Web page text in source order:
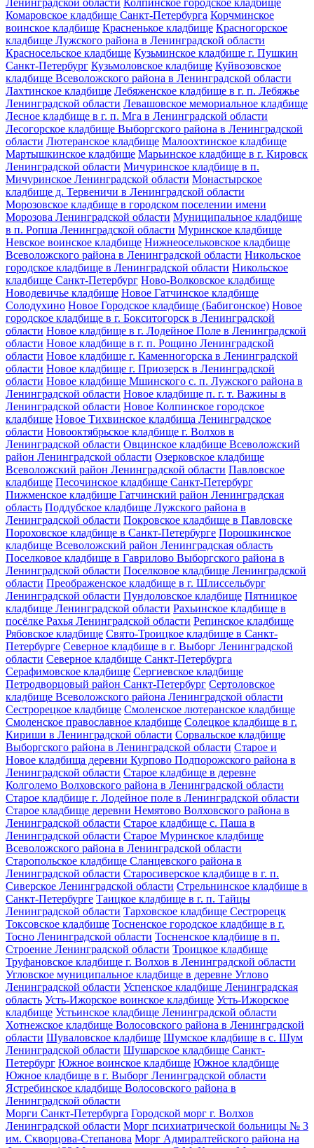
Ленинградской области Колпинское городское кладбище
Комаровское кладбище Санкт-Петербурга Корчминское
воинское кладбище Красненькое кладбище Красногорское
кладбище Лужского района в Ленинградской области
Красносельское кладбище Кузьминское кладбище г. Пушкин
Санкт-Петербург Кузьмоловское кладбище Куйвозовское
кладбище Всеволожского района в Ленинградской области
Лахтинское кладбище Лебяженское кладбище в г. п. Лебяжье
Ленинградской области Левашовское мемориальное кладбище
Лесное кладбище в г. п. Мга в Ленинградской области
Лесогорское кладбище Выборгского района в Ленинградской
области Лютеранское кладбище Малоохтинское кладбище
Мартышкинское кладбище Марьинское кладбище в г. Кировск
Ленинградской области Мичуринское кладбище в п.
Мичуринское Ленинградской области Монастырское
кладбище д. Тервеничи в Ленинградской области
Морозовское кладбище в городском поселении имени
Морозова Ленинградской области Муниципальное кладбище
в п. Ропша Ленинградской области Муринское кладбище
Невское воинское кладбище Нижнеосельковское кладбище
Всеволожского района в Ленинградской области Никольское
городское кладбище в Ленинградской области Никольское
кладбище Санкт-Петербург Ново-Волковское кладбище
Новодевичье кладбище Новое Гатчинское кладбище
Солодухино Новое Городское кладбище (Бабигонское) Новое
городское кладбище в г. Бокситогорск в Ленинградской
области Новое кладбище в г. Лодейное Поле в Ленинградской
области Новое кладбище в г. п. Рощино Ленинградской
области Новое кладбище г. Каменногорска в Ленинградской
области Новое кладбище г. Приозерск в Ленинградской
области Новое кладбище Мшинского с. п. Лужского района в
Ленинградской области Новое кладбище п. г. т. Важины в
Ленинградской области Новое Колпинское городское
кладбище Новое Тихвинское кладбища Ленинградское
области Новооктябрьское кладбище г. Волхов в
Ленинградской области Овцинское кладбище Всеволожский
район Ленинградской области Озерковское кладбище
Всеволожский район Ленинградской области Павловское
кладбище Песочинское кладбище Санкт-Петербург
Пижменское кладбище Гатчинский район Ленинградская
область Поддубское кладбище Лужского района в
Ленинградской области Покровское кладбище в Павловске
Пороховское кладбище в Санкт-Петербурге Порошкинское
кладбище Всеволожский район Ленинградская область
Поселковое кладбище в Гаврилово Выборгского района в
Ленинградской области Поселковое кладбище Ленинградской
области Преображенское кладбище в г. Шлиссельбург
Ленинградской области Пундоловское кладбище Пятницкое
кладбище Ленинградской области Рахьинское кладбище в
посёлке Рахья Ленинградской области Репинское кладбище
Рябовское кладбище Свято-Троицкое кладбище в Санкт-
Петербурге Северное кладбище в г. Выборг Ленинградской
области Северное кладбище Санкт-Петербурга
Серафимовское кладбище Сергиевское кладбище
Петродворцовый район Санкт-Петербург Сертоловское
кладбище Всеволожского района Ленинградской области
Сестрорецкое кладбище Смоленское лютеранское кладбище
Смоленское православное кладбище Солецкое кладбище в г.
Кириши в Ленинградской области Сорвальское кладбище
Выборгского района в Ленинградской области Старое и
Новое кладбища деревни Курпово Подпорожского района в
Ленинградской области Старое кладбище в деревне
Колголемо Волховского района в Ленинградской области
Старое кладбище г. Лодейное поле в Ленинградской области
Старое кладбище деревни Немятово Волховского района в
Ленинградской области Старое кладбище с. Паша в
Ленинградской области Старое Муринское кладбище
Всеволожского района в Ленинградской области
Старопольское кладбище Сланцевского района в
Ленинградской области Старосиверское кладбище в г. п.
Сиверское Ленинградской области Стрельнинское кладбище в
Санкт-Петербурге Таицкое кладбище в г. п. Тайцы
Ленинградской области Тарховское кладбище Сестрорецк
Токсовское кладбище Тосненское городское кладбище в г.
Тосно Ленинградской области Тосненское кладбище в п.
Строение Ленинградской области Троицкое кладбище
Труфановское кладбище г. Волхов в Ленинградской области
Угловское муниципальное кладбище в деревне Углово
Ленинградской области Успенское кладбище Ленинградская
область Усть-Ижорское воинское кладбище Усть-Ижорское
кладбище Устьинское кладбище Ленинградской области
Хотнежское кладбище Волосовского района в Ленинградской
области Шуваловское кладбище Шумское кладбище в с. Шум
Ленинградской области Шушарское кладбище Санкт-
Петербург Южное воинское кладбище Южное кладбище
Южное кладбище в г. Выборг Ленинградской области
Ястребинское кладбище Волосовского района в
Ленинградской области
Морги Санкт-Петербурга Городской морг г. Волхов
Ленинградской области Морг психиатрической больницы № 3
им. Скворцова-Степанова Морг Адмиралтейского района на